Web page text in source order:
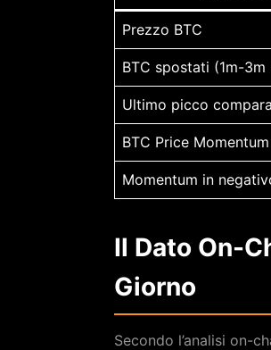
Prezzo BTC
BTC spostati (1m-3m
Ultimo picco
BTC Price Momentum
Momentum in
Il Dato On-
Giorno
Secondo l’analisi on-